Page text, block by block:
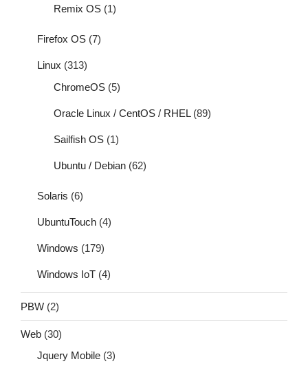
Remix OS (1)
Firefox OS (7)
Linux (313)
ChromeOS (5)
Oracle Linux / CentOS / RHEL(89)
Sailfish OS (1)
Ubuntu / Debian (62)
Solaris (6)
UbuntuTouch (4)
Windows (179)
Windows IoT (4)
PBW (2)
Web (30)
Jquery Mobile (3)